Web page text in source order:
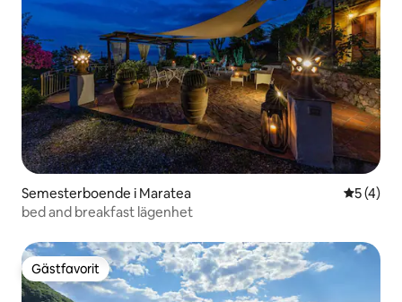
Semesterboende i Maratea 5 av 5 i
5 (4)
bed and breakfast lägenhet
Gästfavorit
Gästfavorit